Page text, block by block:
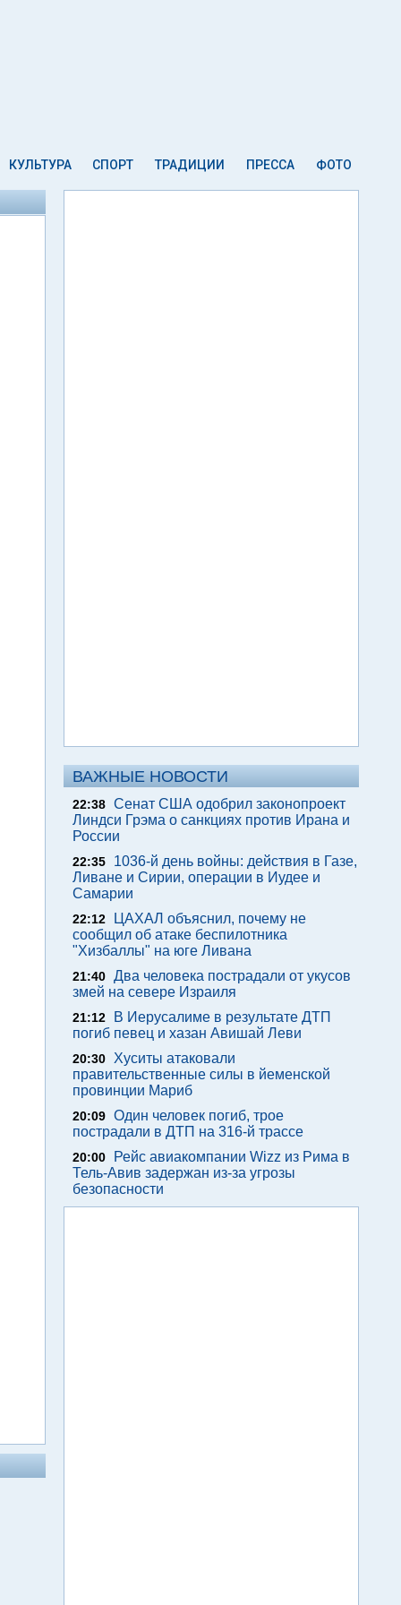
КУЛЬТУРА СПОРТ ТРАДИЦИИ ПРЕССА ФОТО
ВАЖНЫЕ НОВОСТИ
22:38 Сенат США одобрил законопроект
Линдси Грэма о санкциях против Ирана и
России
22:35
1036-й день войны: действия в Газе,
Ливане и Сирии, операции в Иудее и
Самарии
22:12
ЦАХАЛ объяснил, почему не
сообщил об атаке беспилотника
"Хизбаллы" на юге Ливана
21:40 Два человека пострадали от укусов
змей на севере Израиля
21:12
В Иерусалиме в результате ДТП
погиб певец и хазан Авишай Леви
20:30
Хуситы атаковали
правительственные силы в йеменской
провинции Мариб
20:09 Один человек погиб, трое
пострадали в ДТП на 316-й трассе
20:00
Рейс авиакомпании Wizz из Рима в
Тель-Авив задержан из-за угрозы
безопасности